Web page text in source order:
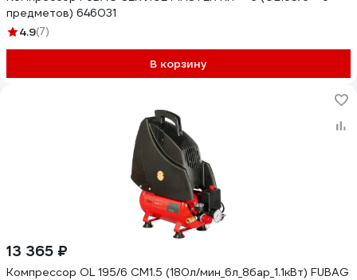
предметов) 646031
4.9(7)
В корзину
13 365 ₽
Компрессор OL 195/6 CM1.5 (180л/мин_6л_8бар_1.1кВт) FUBAG